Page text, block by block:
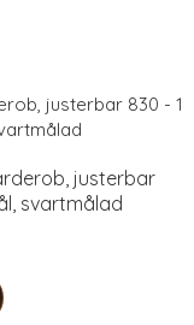
justerbar
svartmålad